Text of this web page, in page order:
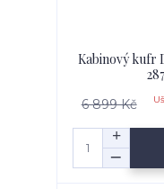
Kabinový kufr
6 899 Kč